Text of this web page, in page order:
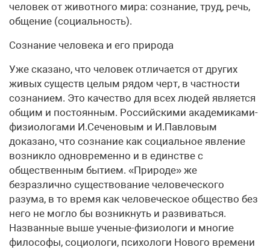
человек от животного мира: сознание, труд, речь,
общение (социальность).
Сознание человека и его природа
Уже сказано, что человек отличается от других
живых существ целым рядом черт, в частности
сознанием. Это качество для всех людей является
общим и постоянным. Российскими академиками-
физиологами И.Сеченовым и И.Павловым
доказано, что сознание как социальное явление
возникло одновременно и в единстве с
общественным бытием. «Природе» же
безразлично существование человеческого
разума, в то время как человеческое общество без
него не могло бы возникнуть и развиваться.
Названные выше ученые-физиологи и многие
философы, социологи, психологи Нового времени